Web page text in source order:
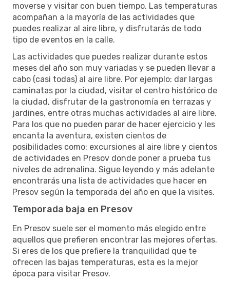
moverse y visitar con buen tiempo. Las temperaturas
acompañan a la mayoría de las actividades que
puedes realizar al aire libre, y disfrutarás de todo
tipo de eventos en la calle.
Las actividades que puedes realizar durante estos
meses del año son muy variadas y se pueden llevar a
cabo (casi todas) al aire libre. Por ejemplo: dar largas
caminatas por la ciudad, visitar el centro histórico de
la ciudad, disfrutar de la gastronomía en terrazas y
jardines, entre otras muchas actividades al aire libre.
Para los que no pueden parar de hacer ejercicio y les
encanta la aventura, existen cientos de
posibilidades como: excursiones al aire libre y cientos
de actividades en Presov donde poner a prueba tus
niveles de adrenalina. Sigue leyendo y más adelante
encontrarás una lista de actividades que hacer en
Presov según la temporada del año en que la visites.
Temporada baja en Presov
En Presov suele ser el momento más elegido entre
aquellos que prefieren encontrar las mejores ofertas.
Si eres de los que prefiere la tranquilidad que te
ofrecen las bajas temperaturas, esta es la mejor
época para visitar Presov.